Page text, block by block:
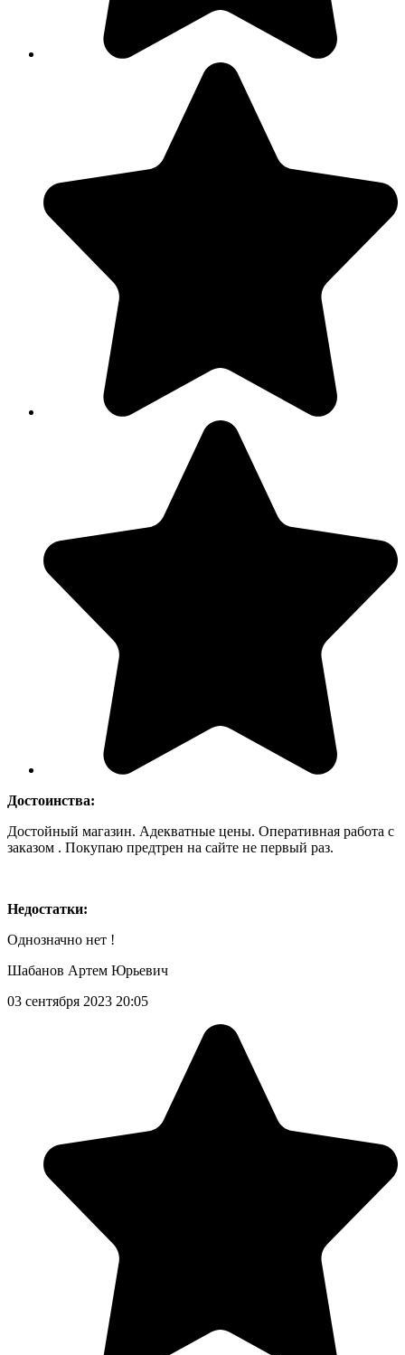
Достоинства:
Достойный магазин. Адекватные цены. Оперативная работа с
заказом . Покупаю предтрен на сайте не первый раз.
Недостатки:
Однозначно нет !
Шабанов Артем Юрьевич
03 сентября 2023 20:05